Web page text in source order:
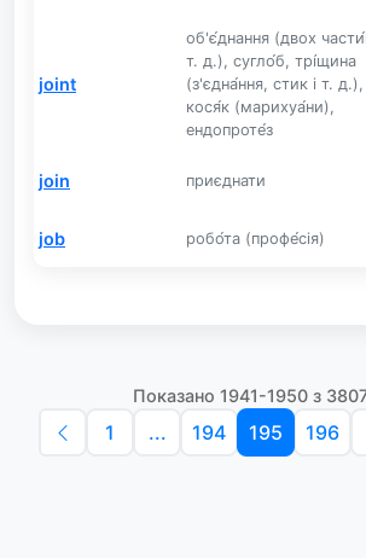
joint
об'є́днання (двох
т. д.), сугло́б, трі́щина
(з'єдна́ння, стик і т. д.),
кося́к (марихуа́ни),
ендопроте́з
join приєднати
job робо́та (профе́сія)
Показано 1941-1950 з
1 ... 194 195 196